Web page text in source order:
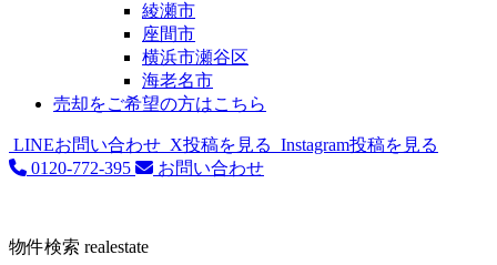
綾瀬市
座間市
横浜市瀬谷区
海老名市
売却をご希望の方はこちら
LINEお問い合わせ X投稿を見る Instagram投稿を見る
0120-772-395
お問い合わせ
物件検索 realestate